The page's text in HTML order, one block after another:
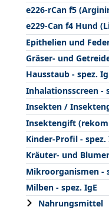
e226-rCan f5
e229-Can f4 Hund
Epithelien und
Gräser- und
Hausstaub - spez.
Inhalationsscreen -
Insekten /
Insektengift
Kinder-Profil - spez.
Kräuter- und
Mikroorganismen -
Milben - spez. IgE
Nahrungsmittel